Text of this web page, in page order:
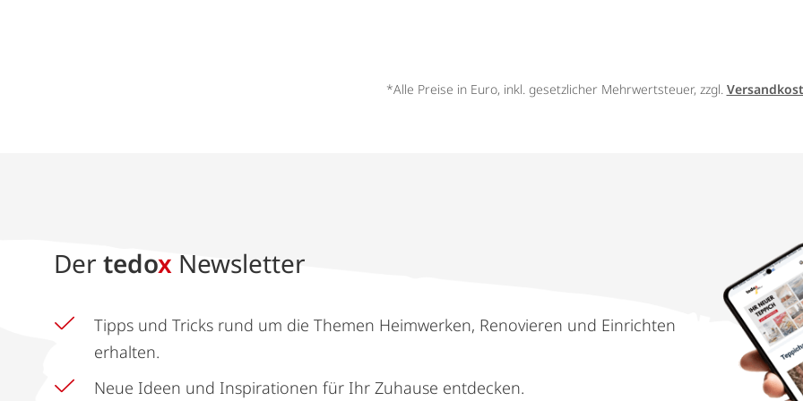
*Alle Preise in Euro, inkl. gesetzlicher Mehrwertsteuer, zzgl.
Der tedox Newsletter
Tipps und Tricks rund um die Themen Heimwerken, Renovieren und Einrichten
erhalten.
Neue Ideen und Inspirationen für Ihr Zuhause entdecken.